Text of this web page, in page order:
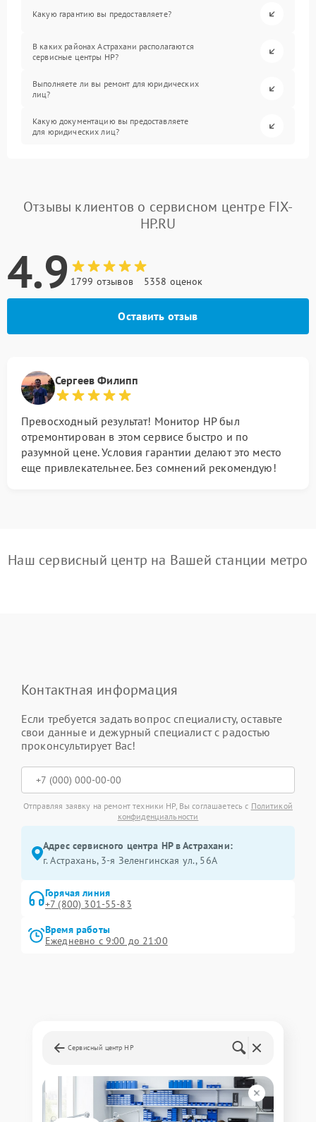
Какую гарантию вы предоставляете?
В каких районах Астрахани располагаются
сервисные центры HP?
Выполняете ли вы ремонт для юридических
лиц?
Какую документацию вы предоставляете
для юридических лиц?
Отзывы клиентов о сервисном центре FIX-
HP.RU
4.9 1799 отзывов 5358 оценок
Оставить отзыв
Сергеев Филипп
Превосходный результат! Монитор HP был
отремонтирован в этом сервисе быстро и по
разумной цене. Условия гарантии делают это место
еще привлекательнее. Без сомнений рекомендую!
Наш сервисный центр на Вашей станции метро
Контактная информация
Если требуется задать вопрос специалисту, оставьте
свои данные и дежурный специалист с радостью
проконсультирует Вас!
Отправляя заявку на ремонт техники HP, Вы соглашаетесь с Политикой
конфиденциальности
Адрес сервисного центра HP в Астрахани:
г. Астрахань, 3-я Зеленгинская ул., 56А
Горячая линия
+7 (800) 301-55-83
Время работы
Ежедневно с 9:00 до 21:00
Сервисный центр HP